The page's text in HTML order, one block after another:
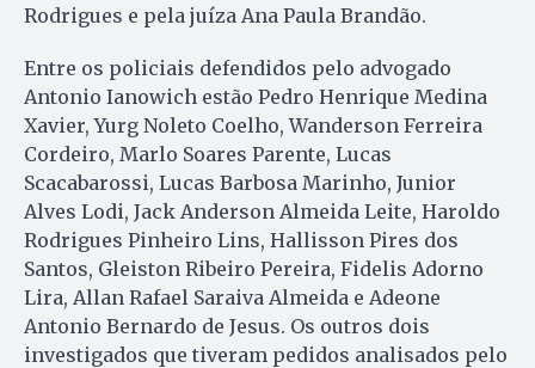
Rodrigues e pela juíza Ana Paula Brandão.
Entre os policiais defendidos pelo advogado
Antonio Ianowich estão Pedro Henrique Medina
Xavier, Yurg Noleto Coelho, Wanderson Ferreira
Cordeiro, Marlo Soares Parente, Lucas
Scacabarossi, Lucas Barbosa Marinho, Junior
Alves Lodi, Jack Anderson Almeida Leite, Haroldo
Rodrigues Pinheiro Lins, Hallisson Pires dos
Santos, Gleiston Ribeiro Pereira, Fidelis Adorno
Lira, Allan Rafael Saraiva Almeida e Adeone
Antonio Bernardo de Jesus. Os outros dois
investigados que tiveram pedidos analisados pelo